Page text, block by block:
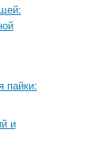
пайки:
и